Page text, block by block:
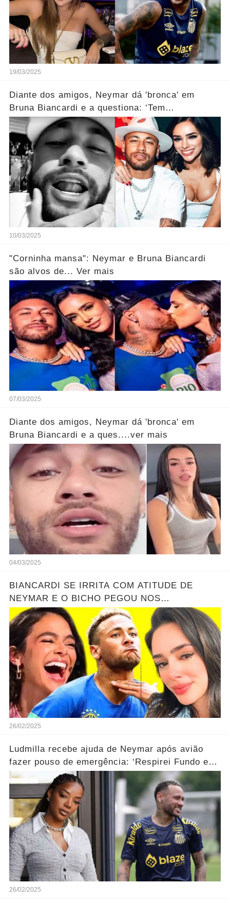
19/03/2025
Diante dos amigos, Neymar dá 'bronca' em
Bruna Biancardi e a questiona: ‘Tem
preconceito?’...Ver mais
10/03/2025
"Corninha mansa": Neymar e Bruna Biancardi
são alvos de... Ver mais
07/03/2025
Diante dos amigos, Neymar dá 'bronca' em
Bruna Biancardi e a ques....ver mais
04/03/2025
BIANCARDI SE IRRITA COM ATITUDE DE
NEYMAR E O BICHO PEGOU NOS
BASTIDORES
26/02/2025
Ludmilla recebe ajuda de Neymar após avião
fazer pouso de emergência: ‘Respirei Fundo e
Liguei para Neymar’...Ver mais
26/02/2025